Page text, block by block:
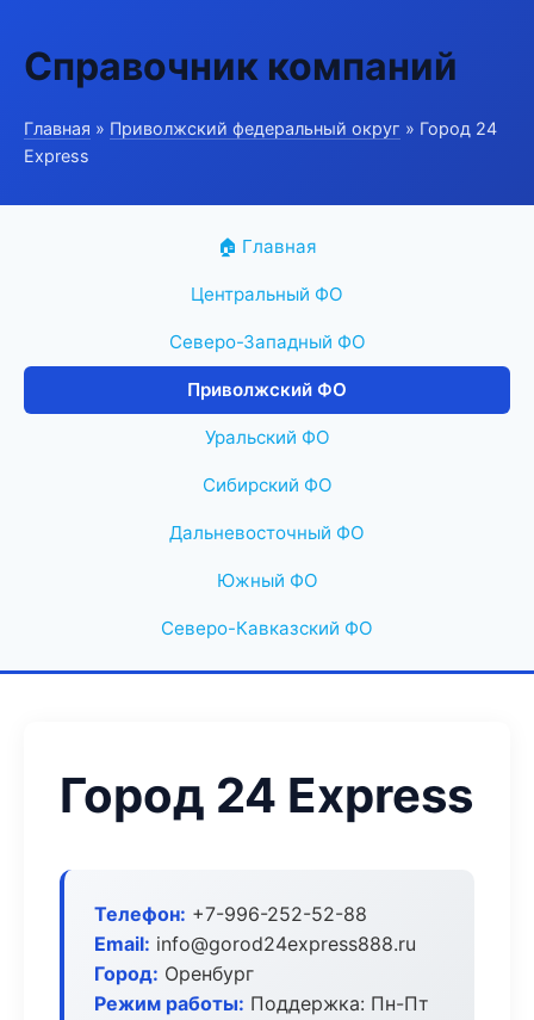
Справочник компаний
Главная » Приволжский федеральный округ » Город 24
Express
🏠 Главная
Центральный ФО
Северо-Западный ФО
Приволжский ФО
Уральский ФО
Сибирский ФО
Дальневосточный ФО
Южный ФО
Северо-Кавказский ФО
Город 24 Express
Телефон: +7-996-252-52-88
Email: info@gorod24express888.ru
Город: Оренбург
Режим работы: Поддержка: Пн-Пт